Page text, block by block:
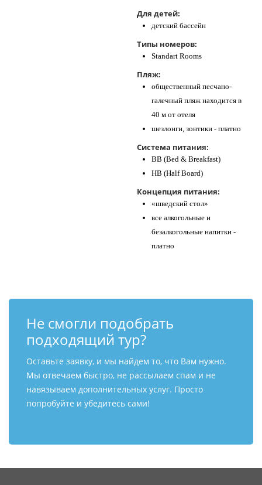
Для детей:
детский бассейн
Типы номеров:
Standart Rooms
Пляж:
общественный песчано-
галечный пляж находится в
40 м от отеля
шезлонги, зонтики - платно
Система питания:
BB (Bed & Breakfast)
HB (Half Board)
Концепция питания:
«шведский стол»
все алкогольные и
безалкогольные напитки -
платно
Не смогли подобрать
подходящий тур?
Оставьте заявку, и мы найдем то, что Вам нужно.
Мы отвечаем быстро, не рассылаем спам и не
навязываем дополнительных услуг. Просто
попробуйте и убедитесь сами!